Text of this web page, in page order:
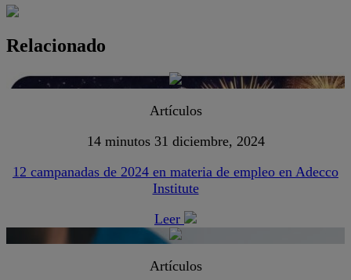
Relacionado
Artículos
14 minutos 31 diciembre, 2024
12 campanadas de 2024 en materia de empleo en Adecco
Institute
Leer
Artículos